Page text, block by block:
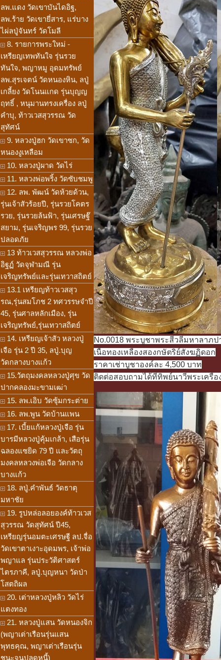
ลพ.แดง วัดเขาบันไดอิฐ,
ลพ.ร้าย วัดเขายี่สาร, แร่บาง
ไผ่ลปู่จันทร์ วัดโมลี
8. รายการพระใหม่ -
เหรียญเทพทันใจ รุ่นรวย
ทันใจ, พญาหมู อุดมทรัพย์
ลพ.สุรเจตน์ วัดหนองหิน, ลปู่
เกลี้ยง วัดโนนแกด รุ่นบุญญ
ฤทธิ์ , หนุมานทรงเครื่อง ลปู่
คำบุ, ท้าวเวสสุวรรณ วัด
สุทัศน์
9. หลวงปู่ฮก วัดเขาซก, วัด
หนองงูเหลือม
10. หลวงปู่ผาด วัดไร่
11. หลวงพ่อพริ้ง วัดซับชมพู
12. ลพ. พัฒน์ วัดห้วยด้วน,
รุ่นเจ้าสัวร้อยปี, รุ่นรวยโคตร
รวย, รุ่นรวยล้นฟ้า, รุ่นเศรษฐ๊
สยาม, รุ่นเจริญพร 99, รุ่นรวย
ปลอดภัย
13 ท้าวเวสสุวรรณ หลวงพ่อ
อิฐฏ์ วัดจุฬามณี รุ่น
เจริญทรัพย์และรุ่นเทวาสถิตย์
13.1 เหรียญท้าวเวสสุว
รณ,รุ่นสมโภช 2 ทศวรรษจำปี
45, รุ่นศาลหลักเมือง, รุ่น
เจริญทรัพย์,รุ่นเทวาสถิตย์
14. เหรียญเจ้าสัว หลวงปู่
เจือ รุ่น 2 ปี 35, ลปู่.บุญ
วัดกลางบางแก้ว
15.วัตถุมงคลหลวงปู่ศุข วัด
ปากคลองมะขามเฒ่า
15. ลพ.เอิบ วัดซุ้มกระต่าย
16. ลพ.พูน วัดบ้านแพน
17. เบี้ยแก้หลวงปู่เจือ รุ่น
บารมีหลวงปู่คุ้มเกล้า, เสือรุ่น
ฉลองแซยิด 79 ปี และวัตถุ
มงคลหลวงพ่อเจือ วัดกลาง
บางแก้ว
18. ลปู่.คำพันธ์ วัดธาตุ
มหาชัย
19. รูปหล่อลอยองค์ท้าวเวส
สุวรรณ วัดสุทัศน์ ปี45,
เหรียญรุ่นอมตะเศรษฐี ลป.จื่อ
วัดเขาตาเงาะอุดมพร, เจ้าพ่อ
พญาแล รุ่นประวัติศาสตร์
ไตรภาคี, ลปู่.บุญหนา วัดป่า
โสตถิผล
20. เต่าหลวงปู่หลิว วัดไร่
แตงทอง
21. หลวงปู่แสน วัดหนองจิก
(พญาเต่าเรือนรุ่นแสน
พุทธคุณ, พญาเต่าเรือนรุ่น
ชนะจนปลดหนี้)
No.0018 พระบูชาพระสีวลีมหาลาภ
เนื้อทองเหลืองสองกษัตริย์สังฆฏิดอก
ราคาเช่าบูชาองค์ละ 4,500 บาท
ติดต่อสอบถามได้ที่ทิพย์นาวีพระเครื่อ